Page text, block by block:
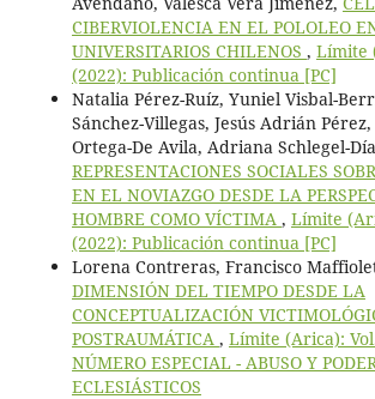
CIBERVIOLENCIA EN EL POLOLEO
UNIVERSITARIOS CHILENOS , Límite
(2022): Publicación continua [PC]
Natalia Pérez-Ruíz, Yuniel Visbal-
Sánchez-Villegas, Jesús Adrián
Ortega-De Avila, Adriana Schlegel-
REPRESENTACIONES SOCIALES
EN EL NOVIAZGO DESDE LA
HOMBRE COMO VÍCTIMA , Límite
(2022): Publicación continua [PC]
Lorena Contreras, Francisco
DIMENSIÓN DEL TIEMPO DESDE LA
CONCEPTUALIZACIÓN
POSTRAUMÁTICA , Límite (Arica):
NÚMERO ESPECIAL - ABUSO Y
ECLESIÁSTICOS